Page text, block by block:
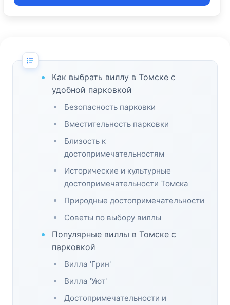
Как выбрать виллу в Томске с
удобной парковкой
Безопасность парковки
Вместительность парковки
Близость к
достопримечательностям
Исторические и культурные
достопримечательности Томска
Природные достопримечательности
Советы по выбору виллы
Популярные виллы в Томске с
парковкой
Вилла 'Грин'
Вилла 'Уют'
Достопримечательности и